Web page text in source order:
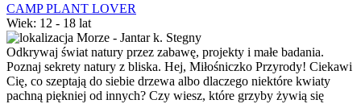
CAMP PLANT LOVER
Wiek: 12 - 18 lat
Morze - Jantar k. Stegny
Odkrywaj świat natury przez zabawę, projekty i małe badania.
Poznaj sekrety natury z bliska. Hej, Miłośniczko Przyrody! Ciekawi
Cię, co szeptają do siebie drzewa albo dlaczego niektóre kwiaty
pachną piękniej od innych? Czy wiesz, które grzyby żywią się